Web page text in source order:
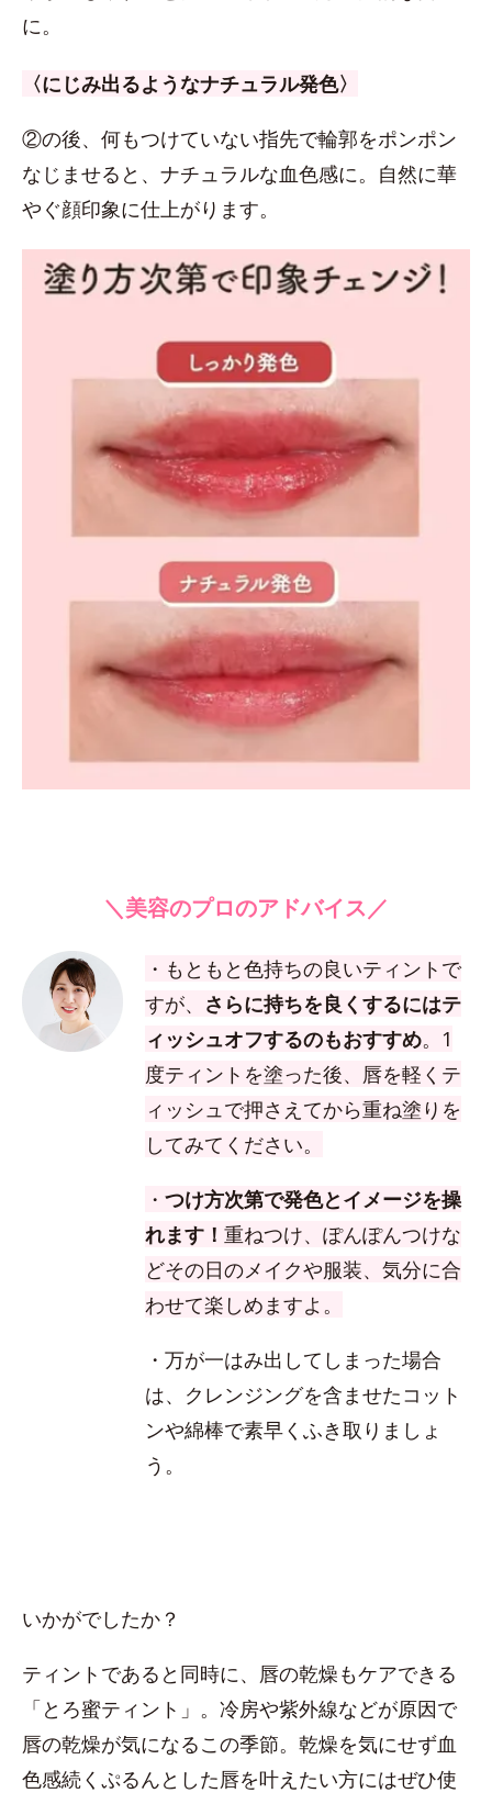
に。
〈にじみ出るようなナチュラル発色〉
②の後、何もつけていない指先で輪郭をポンポン
なじませると、ナチュラルな血色感に。自然に華
やぐ顔印象に仕上がります。
＼美容のプロのアドバイス／
・もともと色持ちの良いティントで
すが、 さらに持ちを良くするにはテ
ィッシュオフするのもおすすめ。1
度ティントを塗った後、唇を軽くテ
ィッシュで押さえてから重ね塗りを
してみてください。
・ つけ方次第で発色とイメージを操
れます！ 重ねつけ、ぽんぽんつけな
どその日のメイクや服装、気分に合
わせて楽しめますよ。
・万が一はみ出してしまった場合
は、クレンジングを含ませたコット
ンや綿棒で素早くふき取りましょ
う。
いかがでしたか？
ティントであると同時に、唇の乾燥もケアできる
「とろ蜜ティント」。冷房や紫外線などが原因で
唇の乾燥が気になるこの季節。乾燥を気にせず血
色感続くぷるんとした唇を叶えたい方にはぜひ使